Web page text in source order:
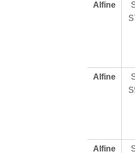
Alfine
Alfine
Alfine